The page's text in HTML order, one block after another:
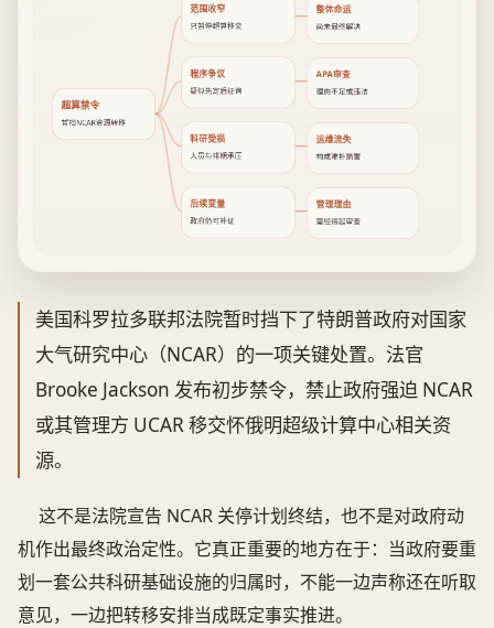
超算禁令
暂挡NCAR资源转移
范围收窄
只暂停超算移交
整体命运
尚未最终解决
程序争议
疑似先定后征询
APA审查
理由不足或违法
科研受损
人员与排期承压
运维流失
构成难补损害
后续变量
政府仍可补证
管理理由
需经得起审查
美国科罗拉多联邦法院暂时挡下了特朗普政府对国家
大气研究中心（NCAR）的一项关键处置。法官
Brooke Jackson 发布初步禁令，禁止政府强迫 NCAR
或其管理方 UCAR 移交怀俄明超级计算中心相关资
源。
这不是法院宣告 NCAR 关停计划终结，也不是对政府动
机作出最终政治定性。它真正重要的地方在于：当政府要重
划一套公共科研基础设施的归属时，不能一边声称还在听取
意见，一边把转移安排当成既定事实推进。